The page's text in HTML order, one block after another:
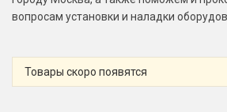
вопросам установки и наладки
Товары скоро появятся